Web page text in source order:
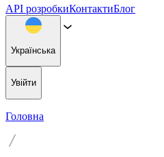
API розробкиКонтактиБлог
Українська
Увійти
Головна